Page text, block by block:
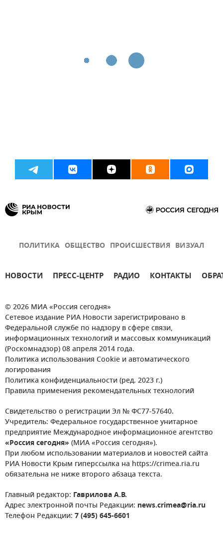
ПОЛИТИКА ОБЩЕСТВО ПРОИСШЕСТВИЯ ВИЗУАЛ
НОВОСТИ ПРЕСС-ЦЕНТР РАДИО КОНТАКТЫ
© 2026 МИА «Россия сегодня»
Сетевое издание РИА Новости зарегистрировано в
Федеральной службе по надзору в сфере связи,
информационных технологий и массовых коммуникаций
(Роскомнадзор) 08 апреля 2014 года.
Политика использования Cookie и автоматического
логирования
Политика конфиденциальности (ред. 2023 г.)
Правила применения рекомендательных технологий
Свидетельство о регистрации Эл № ФС77-57640.
Учредитель: Федеральное государственное унитарное
предприятие Международное информационное агентство
«Россия сегодня» (МИА «Россия сегодня»).
При любом использовании материалов и новостей сайта
РИА Новости Крым гиперссылка на https://crimea.ria.ru
обязательна не ниже второго абзаца текста.
Главный редактор: Гаврилова А.В.
Адрес электронной почты Редакции: news.crimea@ria.ru
Телефон Редакции: 7 (495) 645-6601